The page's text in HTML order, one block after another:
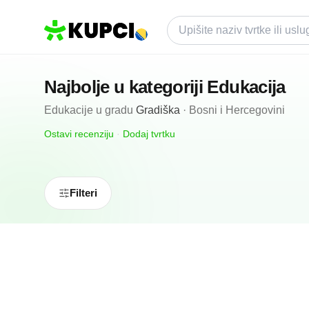
Najbolje u kategoriji Edukacija
Edukacije u gradu Gradiška · Bosni i Hercegovini
Ostavi recenziju · Dodaj tvrtku
Filteri